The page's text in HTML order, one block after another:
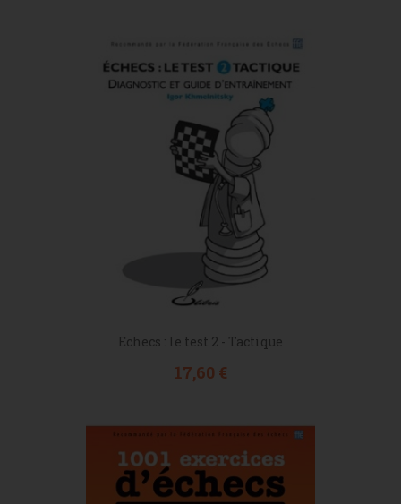
Echecs : le test 2 - Tactique
Prix
17,60 €